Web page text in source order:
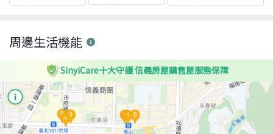
周邊生活機能
SinyiCare十大守護 信義房屋購售屋服務保障